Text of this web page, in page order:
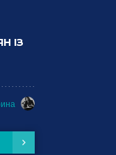
ІЗ